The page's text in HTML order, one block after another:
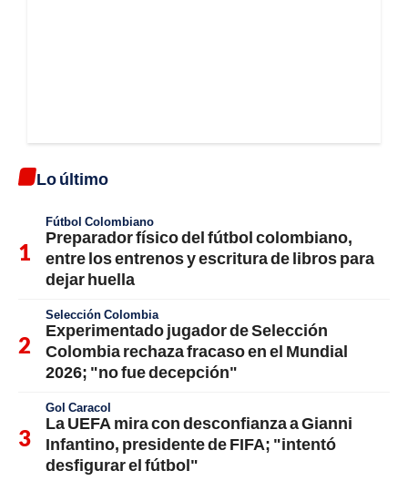
Lo último
Fútbol Colombiano
Preparador físico del fútbol colombiano,
entre los entrenos y escritura de libros para
dejar huella
Selección Colombia
Experimentado jugador de Selección
Colombia rechaza fracaso en el Mundial
2026; "no fue decepción"
Gol Caracol
La UEFA mira con desconfianza a Gianni
Infantino, presidente de FIFA; "intentó
desfigurar el fútbol"